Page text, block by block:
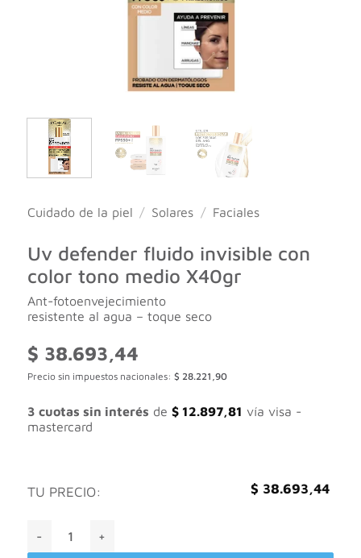
Cuidado de la piel / Solares / Faciales
Uv defender fluido invisible con
color tono medio X40gr
Ant-fotoenvejecimiento
resistente al agua – toque seco
$ 38.693,44
Precio sin impuestos nacionales: $ 28.221,90
3 cuotas sin interés de $12.897,81 vía visa -
mastercard
TU PRECIO: $ 38.693,44